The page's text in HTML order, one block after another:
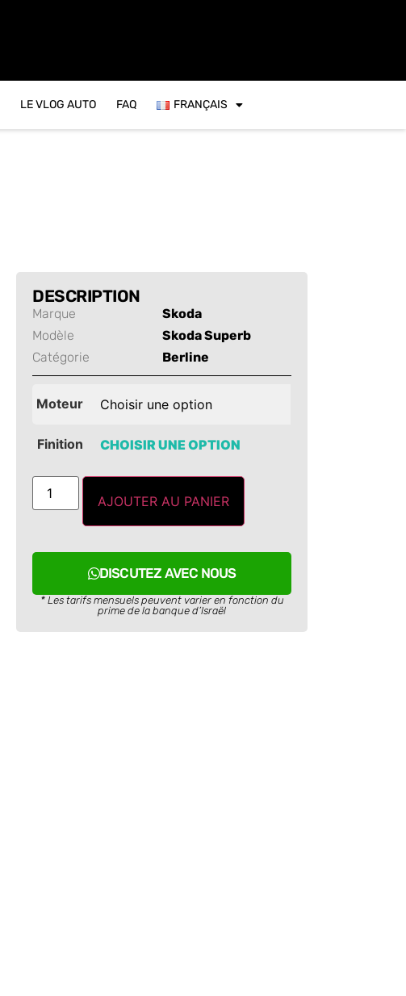
LE VLOG AUTO FAQ FRANÇAIS
DESCRIPTION
Marque
Skoda
Modèle
Skoda Superb
Catégorie
Berline
Moteur
Finition
AJOUTER AU PANIER
DISCUTEZ AVEC NOUS
* Les tarifs mensuels peuvent varier en fonction du
prime de la banque d’Israël